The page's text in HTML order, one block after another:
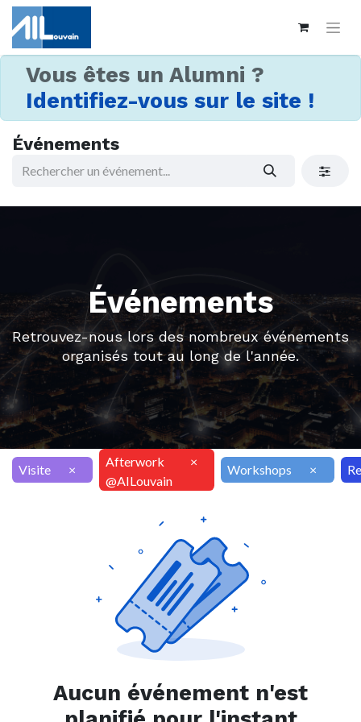
Vous êtes un Alumni ?
Identifiez-vous sur le site !
Événements
Événements
Retrouvez-nous lors des nombreux événements
organisés tout au long de l'année.
Visite ×
Afterwork
@AILouvain
×
Workshops ×
Aucun événement n'est